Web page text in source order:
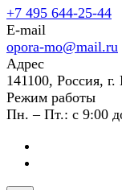
+7 495 644-25-44
E-mail
opora-mo@mail.ru
Адрес
141100, Россия,
Режим работы
Пн. – Пт.: с 9:00